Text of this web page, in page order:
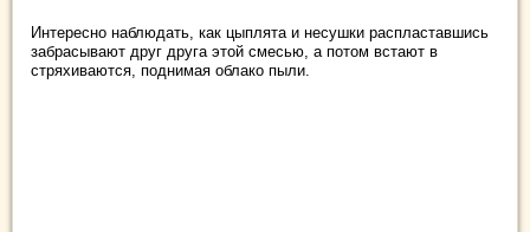
Интересно наблюдать, как цыплята и несушки распластавшись
забрасывают друг друга этой смесью, а потом встают в
стряхиваются, поднимая облако пыли.